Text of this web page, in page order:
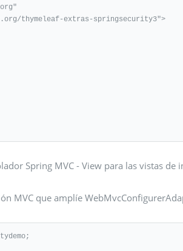
Spring MVC - View para las vistas de
MVC que amplíe